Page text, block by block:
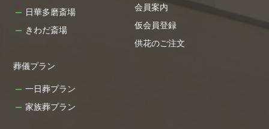
日華多磨斎場
きわだ斎場
葬儀プラン
一日葬プラン
家族葬プラン
会員案内
仮会員登録
供花のご注文